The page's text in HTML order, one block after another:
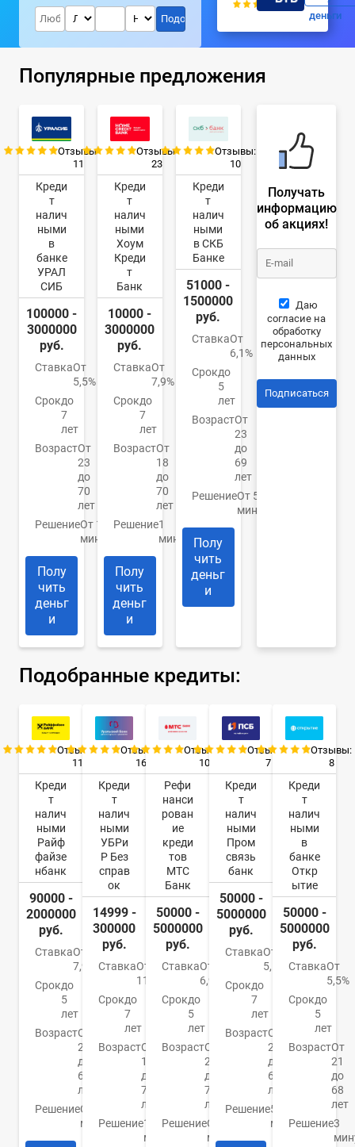
деньги
Популярные предложения
Отзывы:
11
Креди
т
налич
ными
в
банке
УРАЛ
СИБ
100000 -
3000000
руб.
СтавкаОт
5,5%
Срокдо
7
лет
ВозрастОт
23
до
70
лет
РешениеОт 10
минут
Полу
чить
деньг
и
Отзывы:
23
Креди
т
налич
ными
Хоум
Креди
т
Банк
10000 -
3000000
руб.
СтавкаОт
7,9%
Срокдо
7
лет
ВозрастОт
18
до
70
лет
Решение1
минута
Полу
чить
деньг
и
Отзывы:
10
Креди
т
налич
ными
в СКБ
Банке
51000 -
1500000
руб.
СтавкаОт
6,1%
Срокдо
5
лет
ВозрастОт
23
до
69
лет
РешениеОт 5
минут
Полу
чить
деньг
и
Получать
информацию
об акциях!
Даю
согласие на
обработку
персональных
данных
Подписаться
Подобранные кредиты:
Отзывы:
11
Креди
т
налич
ными
Райф
файзе
нбанк
90000 -
2000000
руб.
СтавкаОт
7,99%
Срокдо
5
лет
ВозрастОт
23
до
67
лет
РешениеОт 2
минут
Отзывы:
16
Креди
т
налич
ными
УБРи
Р Без
справ
ок
14999 -
300000
руб.
СтавкаОт
11%
Срокдо
7
лет
ВозрастОт
19
до
75
лет
Решение15
минут
Отзывы:
10
Рефи
нанси
рован
ие
креди
тов
МТС
Банк
50000 -
5000000
руб.
СтавкаОт
6,9%
Срокдо
5
лет
ВозрастОт
20
до
70
лет
РешениеОт 15
минут
Отзывы:
7
Креди
т
налич
ными
Пром
связь
банк
50000 -
5000000
руб.
СтавкаОт
5,5%
Срокдо
7
лет
ВозрастОт
23
до
65
лет
Решение5
минут
Отзывы:
8
Креди
т
налич
ными
в
банке
Откр
ытие
50000 -
5000000
руб.
СтавкаОт
5,5%
Срокдо
5
лет
ВозрастОт
21
до
68
лет
Решение3